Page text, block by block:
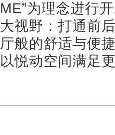
为理念进行
视野：打通前
般的舒适与便
悦动空间满足